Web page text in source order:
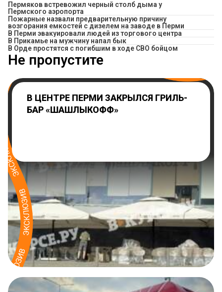
Пермяков встревожил черный столб дыма у
Пермского аэропорта
Пожарные назвали предварительную причину
возгорания емкостей с дизелем на заводе в Перми
В Перми эвакуировали людей из торгового центра
​В Прикамье на мужчину напал бык
В Орде простятся с погибшим в ходе СВО бойцом
Не пропустите
В ЦЕНТРЕ ПЕРМИ ЗАКРЫЛСЯ ГРИЛЬ-
БАР «ШАШЛЫКОФФ»